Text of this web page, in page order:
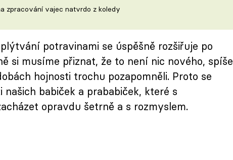
zpracování vajec natvrdo z koledy
potravinami se úspěšně rozšiřuje po
si musíme přiznat, že to není nic nového, spíše
hojnosti trochu pozapomněli. Proto se
babiček a prababiček, které s
opravdu šetrně a s rozmyslem.